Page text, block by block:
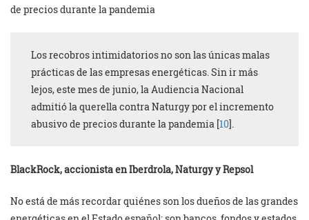
de precios durante la pandemia
Los recobros intimidatorios no son las únicas malas
prácticas de las empresas energéticas. Sin ir más
lejos, este mes de junio, la Audiencia Nacional
admitió la querella contra Naturgy por el incremento
abusivo de precios durante la pandemia [10].
BlackRock, accionista en Iberdrola, Naturgy y Repsol
No está de más recordar quiénes son los dueños de las grandes